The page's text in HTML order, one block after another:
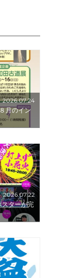
2026.07.24
月のイン
2026.07.22
スターが完